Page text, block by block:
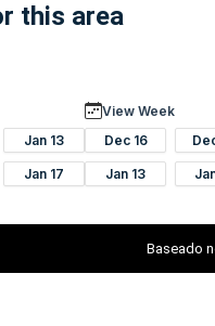
this area
Jan 13
Jan 17
View Week
Dec 16
Jan 13
Baseado